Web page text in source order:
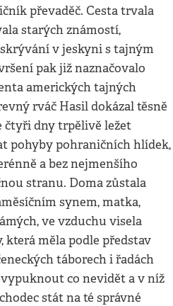
převaděč. Cesta trvala
starých známostí,
v jeskyni s tajným
pak již naznačovalo
amerických tajných
rváč Hasil dokázal těsně
čtyři dny trpělivě ležet
pohyby pohraničních hlídek,
a bez nejmenšího
stranu. Doma zůstala
synem, matka,
ve vzduchu visela
která měla podle představ
táborech i řadách
co nevidět a v níž
stát na té správné